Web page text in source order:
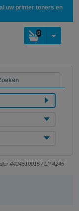
uw printer toners en
0
4424510015 / LP 4245